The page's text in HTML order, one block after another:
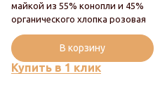
майкой из 55% конопли и 45%
органического хлопка розовая
Купить в 1 клик
В корзину